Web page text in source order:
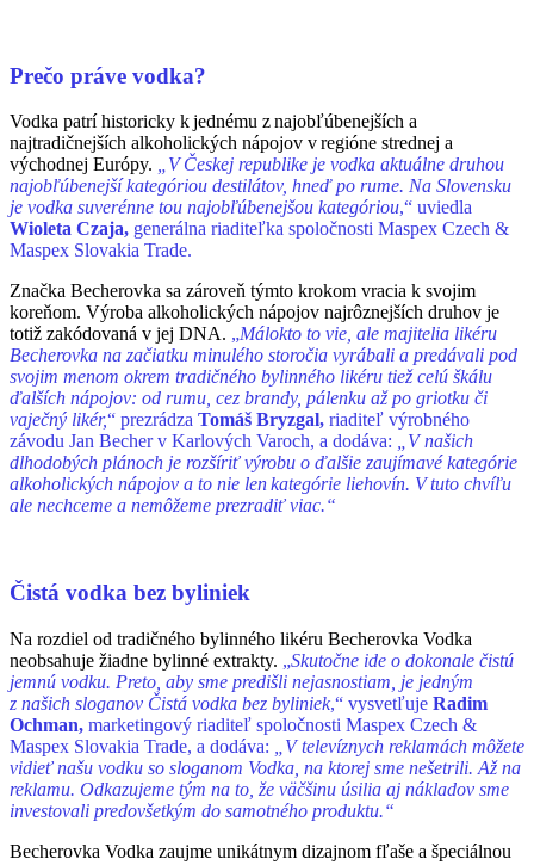
Prečo práve vodka?
Vodka patrí historicky k jednému z najobľúbenejších a
najtradičnejších alkoholických nápojov v regióne strednej a
východnej Európy. „V Českej republike je vodka aktuálne druhou
najobľúbenejší kategóriou destilátov, hneď po rume. Na Slovensku
je vodka suverénne tou najobľúbenejšou kategóriou,“ uviedla
Wioleta Czaja, generálna riaditeľka spoločnosti Maspex Czech &
Maspex Slovakia Trade.
Značka Becherovka sa zároveň týmto krokom vracia k svojim
koreňom. Výroba alkoholických nápojov najrôznejších druhov je
totiž zakódovaná v jej DNA. „Málokto to vie, ale majitelia likéru
Becherovka na začiatku minulého storočia vyrábali a predávali pod
svojim menom okrem tradičného bylinného likéru tiež celú škálu
ďalších nápojov: od rumu, cez brandy, pálenku až po griotku či
vaječný likér,“ prezrádza Tomáš Bryzgal, riaditeľ výrobného
závodu Jan Becher v Karlových Varoch, a dodáva:
„V našich
dlhodobých plánoch je rozšíriť výrobu o ďalšie zaujímavé kategórie
alkoholických nápojov a to nie len kategórie liehovín. V tuto chvíľu
ale nechceme a nemôžeme prezradiť viac.“
Čistá vodka bez byliniek
Na rozdiel od tradičného bylinného likéru Becherovka Vodka
neobsahuje žiadne bylinné extrakty. „Skutočne ide o dokonale čistú
jemnú vodku. Preto, aby sme predišli nejasnostiam, je jedným
z našich sloganov Čistá vodka bez byliniek,“ vysvetľuje Radim
Ochman, marketingový riaditeľ spoločnosti Maspex Czech &
Maspex Slovakia Trade, a dodáva:
„V televíznych reklamách môžete
vidieť našu vodku so sloganom Vodka, na ktorej sme nešetrili. Až na
reklamu. Odkazujeme tým na to, že väčšinu úsilia aj nákladov sme
investovali predovšetkým do samotného produktu.“
Becherovka Vodka zaujme unikátnym dizajnom fľaše a špeciálnou